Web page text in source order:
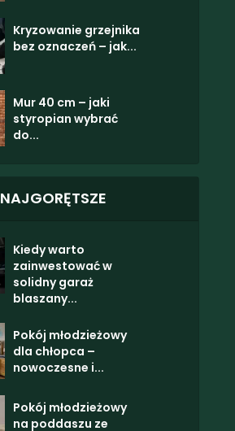
Kryzowanie grzejnika
bez oznaczeń – jak...
Mur 40 cm – jaki
styropian wybrać
do...
NAJGORĘTSZE
Kiedy warto
zainwestować w
solidny garaż
blaszany...
Pokój młodzieżowy
dla chłopca –
nowoczesne i...
Pokój młodzieżowy
na poddaszu ze